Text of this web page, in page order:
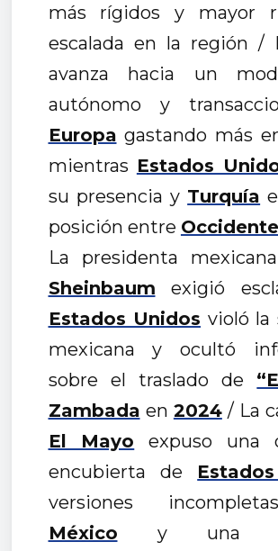
más rígidos y mayor
escalada en la región /
avanza hacia un
autónomo y
Europa gastando más
mientras Estados
su presencia y Turquía
posición entre Occidente
La presidenta mexicana
Sheinbaum exigió
Estados Unidos violó la
mexicana y ocultó
sobre el traslado de
Zambada en 2024/ La
El Mayo expuso una
encubierta de
versiones
México y una